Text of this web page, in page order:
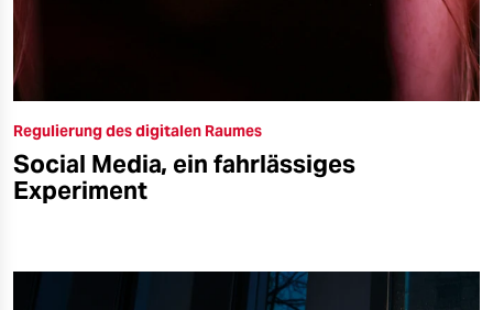
Regulierung des digitalen Raumes
Social Media, ein fahrlässiges
Experiment